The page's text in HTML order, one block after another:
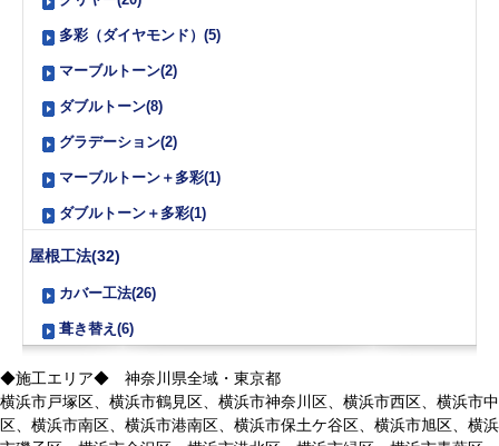
多彩（ダイヤモンド）(5)
マーブルトーン(2)
ダブルトーン(8)
グラデーション(2)
マーブルトーン＋多彩(1)
ダブルトーン＋多彩(1)
屋根工法(32)
カバー工法(26)
葺き替え(6)
◆施工エリア◆ 神奈川県全域・東京都
横浜市戸塚区、横浜市鶴見区、横浜市神奈川区、横浜市西区、横浜市中
区、横浜市南区、横浜市港南区、横浜市保土ケ谷区、横浜市旭区、横浜